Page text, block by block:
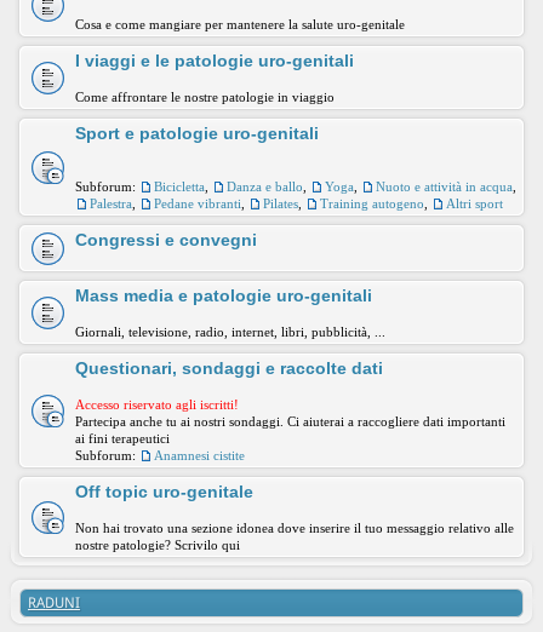
Cosa e come mangiare per mantenere la salute uro-genitale
I viaggi e le patologie uro-genitali
Come affrontare le nostre patologie in viaggio
Sport e patologie uro-genitali
Subforum: Bicicletta Danza e ballo Yoga Nuoto e attività in acqua
Palestra
Pedane vibranti Pilates Training autogeno Altri sport
Congressi e convegni
Mass media e patologie uro-genitali
Giornali, televisione, radio, internet, libri, pubblicità, ...
Questionari, sondaggi e raccolte dati
Accesso riservato agli iscritti!
Partecipa anche tu ai nostri sondaggi. Ci aiuterai a raccogliere dati importanti
ai fini terapeutici
Subforum:
Anamnesi cistite
Off topic uro-genitale
Non hai trovato una sezione idonea dove inserire il tuo messaggio relativo alle
nostre patologie? Scrivilo qui
RADUNI